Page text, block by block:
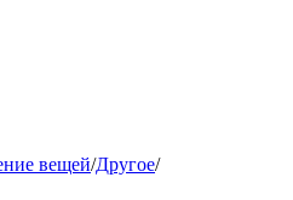
вещей/Другое/